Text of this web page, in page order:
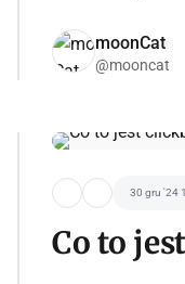
moonCat
@mooncat
30 gru '24
Co to